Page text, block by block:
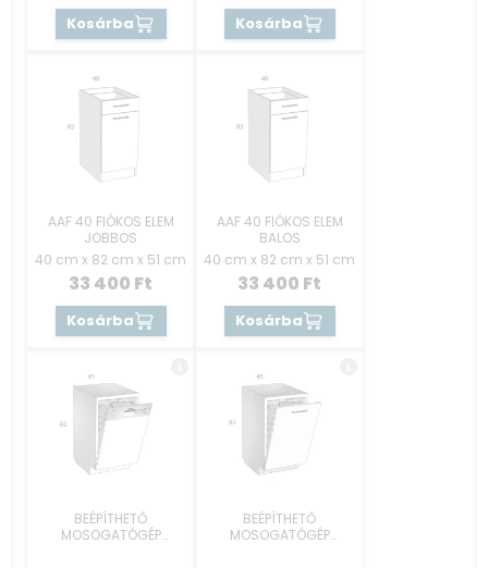
Kosárba Kosárba
AAF 40 FIÓKOS ELEM
JOBBOS
40 cm x 82 cm x 51 cm
33 400 Ft
Kosárba
AAF 40 FIÓKOS ELEM
BALOS
40 cm x 82 cm x 51 cm
33 400 Ft
Kosárba
BEÉPÍTHETŐ
MOSOGATÓGÉP
BEÉPÍTHETŐ
MOSOGATÓGÉP